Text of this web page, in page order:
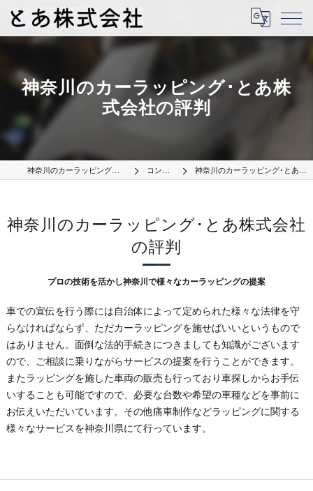
神奈川のカーラッピング･とあ株
式会社の評判
神奈川のカーラッピングはとあ株式会社 コンセプト 神奈川のカーラッピング･とあ株式会社の評判
プロの技術を活かし神奈川で様々なカーラッピングの提案
神奈川のカーラッピング･とあ株式会社
の評判
車での宣伝を行う際には自治体によって定められた様々な法律を守
らなければならず、ただカーラッピングを施せばいいというもので
はありません。面倒な法的手続きにつきましても知識がございます
ので、ご相談に乗りながらサービスの提案を行うことができます。
またラッピングを施した車両の販売も行っており車探しからお手伝
いすることも可能ですので、必要な台数や希望の車種などを事前に
お伝えいただいています。その他痛車制作などラッピングに関する
様々なサービスを神奈川県にて行っています。